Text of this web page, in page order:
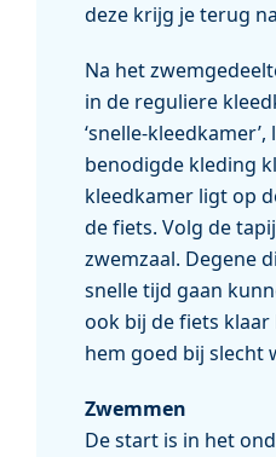
deze krijg je terug
Na het
in de reguliere
‘snelle-
benodigde kleding
kleedkamer ligt op
de fiets. Volg de
zwemzaal. Degene
snelle tijd gaan
ook bij de fiets klaar
hem goed bij slecht
Zwemmen
De start is in het